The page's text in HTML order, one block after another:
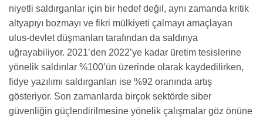
niyetli saldırganlar için bir hedef değil, aynı zamanda kritik
altyapıyı bozmayı ve fikri mülkiyeti çalmayı amaçlayan
ulus-devlet düşmanları tarafından da saldırıya
uğrayabiliyor. 2021’den 2022’ye kadar üretim tesislerine
yönelik saldırılar %100’ün üzerinde olarak kaydedilirken,
fidye yazılımı saldırganları ise %92 oranında artış
gösteriyor. Son zamanlarda birçok sektörde siber
güvenliğin güçlendirilmesine yönelik çalışmalar göz önüne